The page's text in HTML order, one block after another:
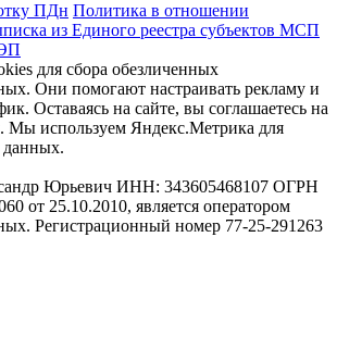
ПДн Политика в отношении
из Единого реестра субъектов МСП
для сбора обезличенных
Они помогают настраивать рекламу и
Оставаясь на сайте, вы соглашаетесь на
Мы используем Яндекс.Метрика для
данных.
Юрьевич ИНН: 343605468107 ОГРН
от 25.10.2010, является оператором
Регистрационный номер 77-25-291263